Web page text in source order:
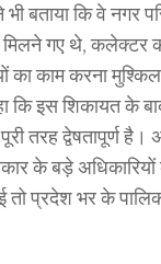
बताया कि वे नगर
गए थे, कलेक्टर को
काम करना मुश्किल
इस शिकायत के
तरह द्वेषतापूर्ण
के बड़े अधिकारियों
तो प्रदेश भर के